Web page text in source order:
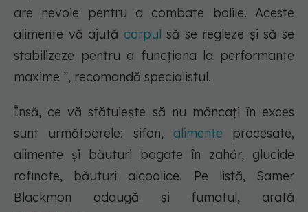
are nevoie pentru a combate bolile. Aceste
alimente vă ajută corpul să se regleze și să se
stabilizeze pentru a funcționa la performanțe
maxime ”, recomandă specialistul.
Însă, ce vă sfătuiește să nu mâncați în exces
sunt următoarele: sifon, alimente procesate,
alimente și băuturi bogate în zahăr, glucide
rafinate, băuturi alcoolice. Pe listă, Samer
Blackmon adaugă și fumatul, arată